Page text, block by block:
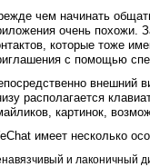
чем начинать
очень похожи.
которые тоже
с помощью
внешний
располагается
картинок,
имеет несколько
и лаконичный